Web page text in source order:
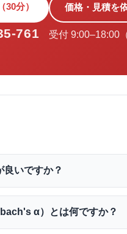
分） 価格・見積を
761 受付 9:00–18:00
いですか？
α）とは何ですか？